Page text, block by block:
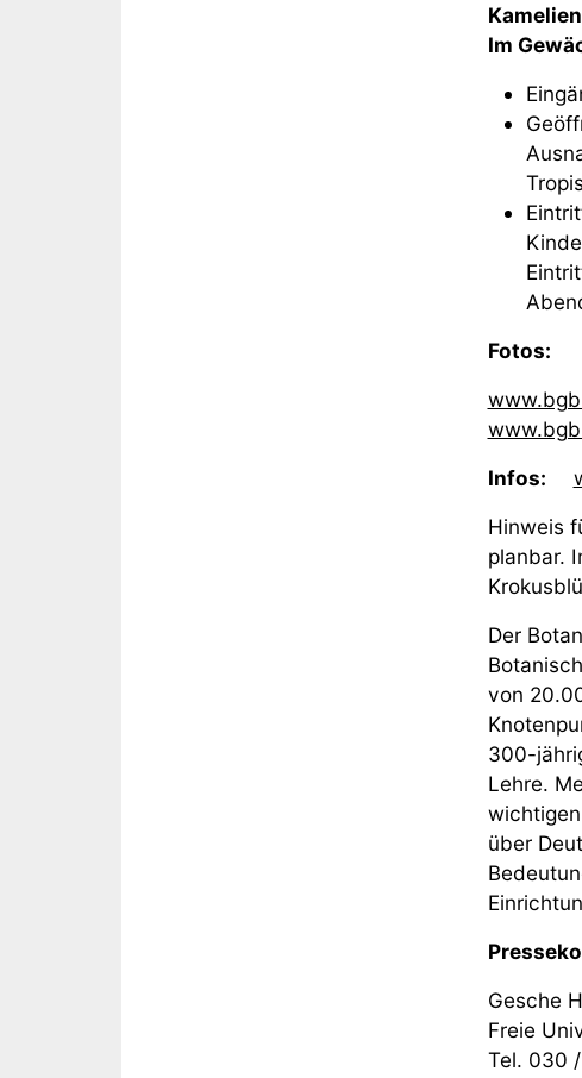
Im
Fotos:
Infos:
Hinweis
planbar.
Der
von
300-
Lehre.
über
Gesche
Freie
Tel. 030